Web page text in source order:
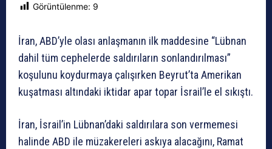
Görüntülenme: 9
İran, ABD’yle olası anlaşmanın ilk maddesine “Lübnan
dahil tüm cephelerde saldırıların sonlandırılması”
koşulunu koydurmaya çalışırken Beyrut’ta Amerikan
kuşatması altındaki iktidar apar topar İsrail’le el sıkıştı.
İran, İsrail’in Lübnan’daki saldırılara son vermemesi
halinde ABD ile müzakereleri askıya alacağını, Ramat